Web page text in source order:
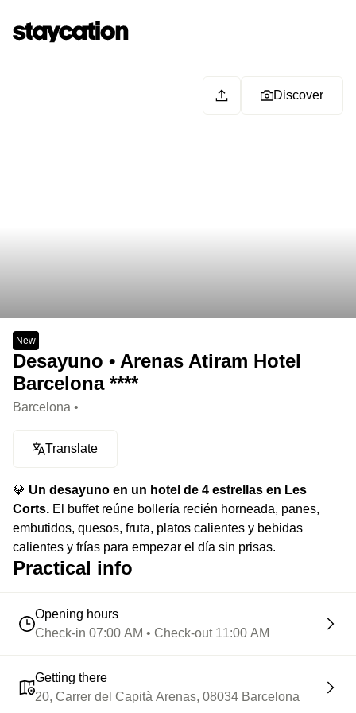
Discover
New
Desayuno • Arenas Atiram Hotel
Barcelona ****
Barcelona •
Translate
💎 Un desayuno en un hotel de 4 estrellas en Les
Corts. El buffet reúne bollería recién horneada, panes,
embutidos, quesos, fruta, platos calientes y bebidas
calientes y frías para empezar el día sin prisas.
Practical info
Opening hours
Check-in 07:00 AM • Check-out 11:00 AM
Getting there
20, Carrer del Capità Arenas, 08034 Barcelona